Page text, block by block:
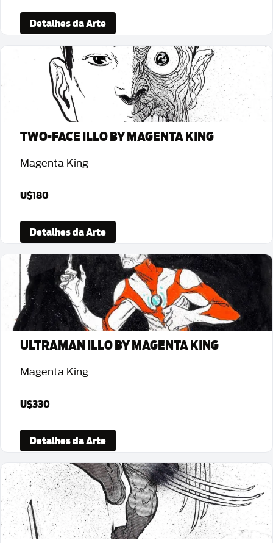
Detalhes da Arte
TWO-FACE ILLO BY MAGENTA KING
Magenta King
U$180
Detalhes da Arte
ULTRAMAN ILLO BY MAGENTA KING
Magenta King
U$330
Detalhes da Arte